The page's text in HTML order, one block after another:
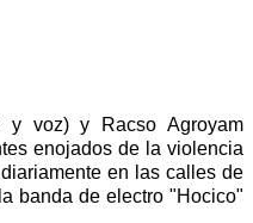
y voz) y Racso Agroyam
enojados de la violencia
en las calles de
banda de electro "Hocico"